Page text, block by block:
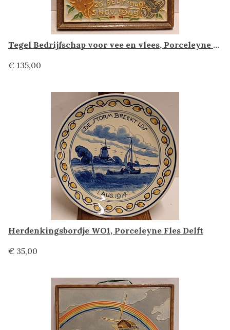
Tegel Bedrijfschap voor vee en vlees, Porceleyne Fles Delft
€ 135,00
Herdenkingsbordje WO1, Porceleyne Fles Delft
€ 35,00